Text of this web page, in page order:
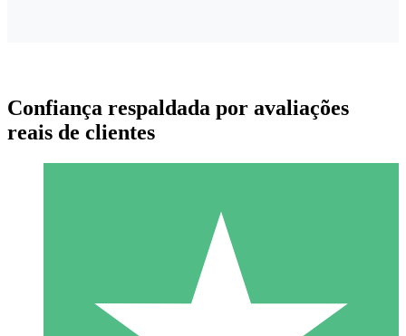
Pacotes de Créditos Individuais
Pague conforme o uso com créditos de download. Sem
Confiança respaldada por avaliações
reais de clientes